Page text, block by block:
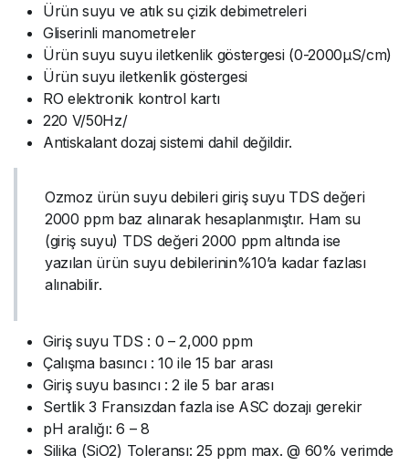
Ürün suyu ve atık su çizik debimetreleri
Gliserinli manometreler
Ürün suyu suyu iletkenlik göstergesi (0-2000µS/cm)
Ürün suyu iletkenlik göstergesi
RO elektronik kontrol kartı
220 V/50Hz/
Antiskalant dozaj sistemi dahil değildir.
Ozmoz ürün suyu debileri giriş suyu TDS değeri
2000 ppm baz alınarak hesaplanmıştır. Ham su
(giriş suyu) TDS değeri 2000 ppm altında ise
yazılan ürün suyu debilerinin%10’a kadar fazlası
alınabilir.
Giriş suyu TDS : 0 – 2,000 ppm
Çalışma basıncı : 10 ile 15 bar arası
Giriş suyu basıncı : 2 ile 5 bar arası
Sertlik 3 Fransızdan fazla ise ASC dozajı gerekir
pH aralığı: 6 – 8
Silika (SiO2) Toleransı: 25 ppm max. @ 60% verimde